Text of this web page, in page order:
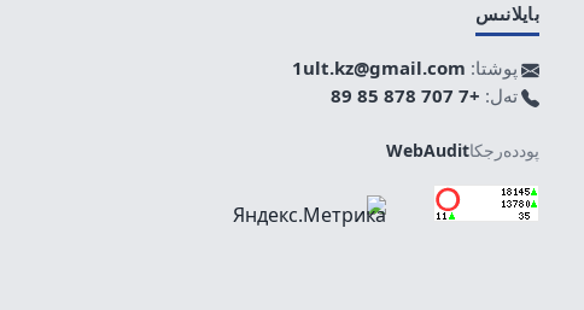
بايلانىس
پوشتا: 1ult.kz@gmail.com
تەل: +7 707 878 85 89
پوددەرجكاWebAudit